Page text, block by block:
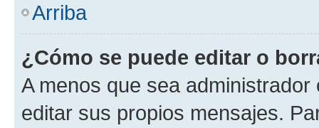
Arriba
¿Cómo se puede editar o
A menos que sea
editar sus propios mensajes.